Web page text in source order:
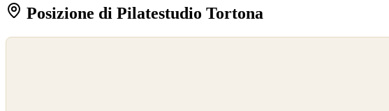
Posizione di Pilatestudio Tortona